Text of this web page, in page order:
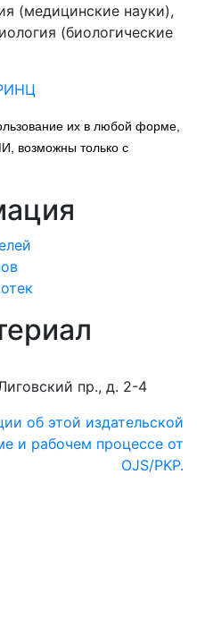
(медицинские науки),
(биологические
их в любой форме,
возможны только с
пр., д. 2-4